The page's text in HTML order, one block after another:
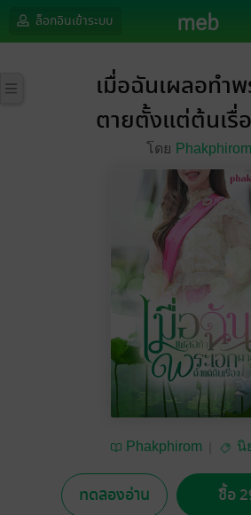
ล็อกอินเข้าระบบ
เมื่อฉันเผลอทำพ
ตายตั้งแต่ต้นเรื่
โดย Phakphirom
Phakphirom นิ
ทดลองอ่าน ซื้อ